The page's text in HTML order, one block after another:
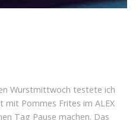
Wurstmittwoch testete ich
mit Pommes Frites im ALEX
Tag Pause machen. Das